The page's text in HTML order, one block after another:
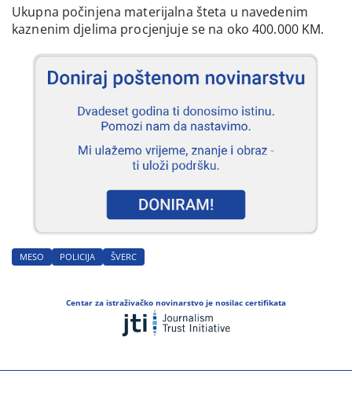
Ukupna počinjena materijalna šteta u navedenim
kaznenim djelima procjenjuje se na oko 400.000 KM.
MESO POLICIJA ŠVERC
Centar za istraživačko novinarstvo je nosilac certifikata